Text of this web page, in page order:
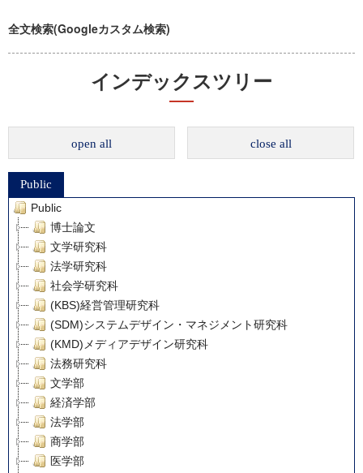
全文検索(Googleカスタム検索)
インデックスツリー
open all close all
Public
Public
博士論文
文学研究科
法学研究科
社会学研究科
(KBS)経営管理研究科
(SDM)システムデザイン・マネジメント研究科
(KMD)メディアデザイン研究科
法務研究科
文学部
経済学部
法学部
商学部
医学部